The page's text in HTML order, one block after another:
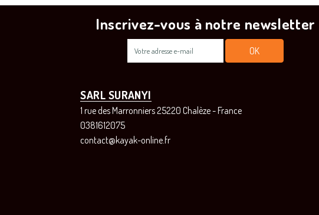
Inscrivez-vous à notre newsletter
SARL SURANYI
1 rue des Marronniers 25220 Chalèze - France
0381612075
contact@kayak-online.fr